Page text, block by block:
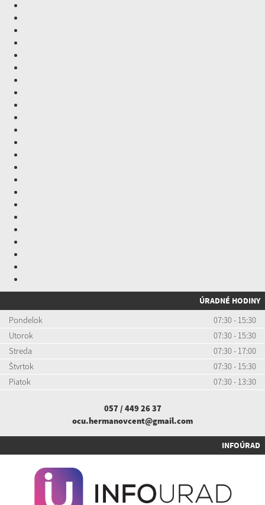
ÚRADNÉ HODINY
Pondelok
07:30 - 15:30
Utorok
07:30 - 15:30
Streda
07:30 - 17:00
Štvrtok
07:30 - 15:30
Piatok
07:30 - 13:30
057 / 449 26 37
ocu.hermanovcent@gmail.com
INFOÚRAD